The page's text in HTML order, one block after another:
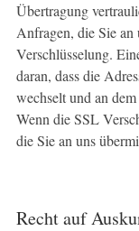
Übertragung
Anfragen, die Sie an
Verschlüsselung.
daran, dass die
wechselt und an
Wenn die SSL
die Sie an uns
Recht auf